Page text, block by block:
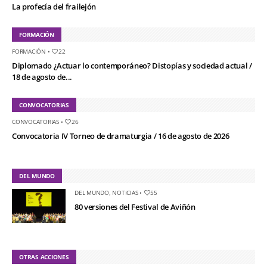
La profecía del frailejón
FORMACIÓN
FORMACIÓN • 22
Diplomado ¿Actuar lo contemporáneo? Distopías y sociedad actual /
18 de agosto de...
CONVOCATORIAS
CONVOCATORIAS• 26
Convocatoria IV Torneo de dramaturgia / 16 de agosto de 2026
DEL MUNDO
DEL MUNDO, NOTICIAS• 55
80 versiones del Festival de Aviñón
OTRAS ACCIONES